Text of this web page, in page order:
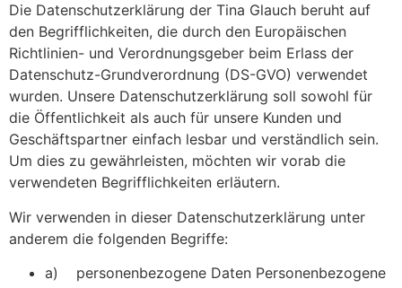
Die Datenschutzerklärung der Tina Glauch beruht auf
den Begrifflichkeiten, die durch den Europäischen
Richtlinien- und Verordnungsgeber beim Erlass der
Datenschutz-Grundverordnung (DS-GVO) verwendet
wurden. Unsere Datenschutzerklärung soll sowohl für
die Öffentlichkeit als auch für unsere Kunden und
Geschäftspartner einfach lesbar und verständlich sein.
Um dies zu gewährleisten, möchten wir vorab die
verwendeten Begrifflichkeiten erläutern.
Wir verwenden in dieser Datenschutzerklärung unter
anderem die folgenden Begriffe:
a) personenbezogene Daten Personenbezogene